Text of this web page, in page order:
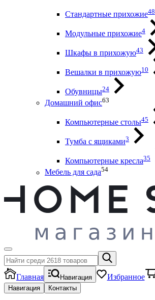
Стандартные прихожие48
Модульные прихожие4
Шкафы в прихожую43
Вешалки в прихожую10
Обувницы24
Домашний офис63
Компьютерные столы45
Тумба с ящиками3
Компьютерные кресла35
Мебель для сада54
Главная Навигация Избранное
Навигация Контакты